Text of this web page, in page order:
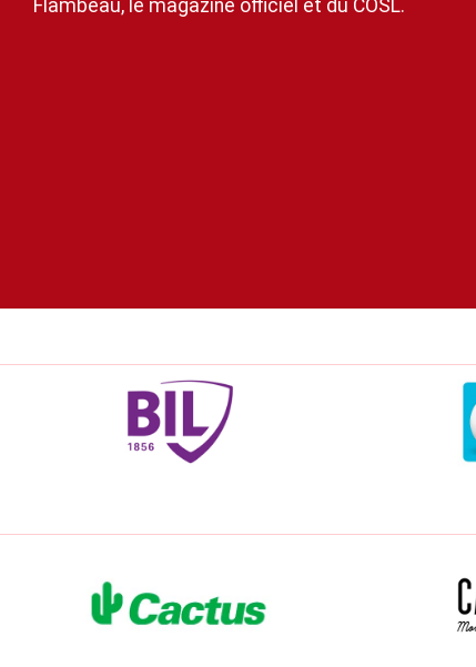
Flambeau, le magazine officiel et du COSL.